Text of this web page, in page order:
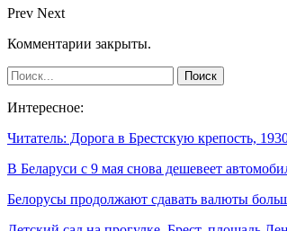
Prev Next
Комментарии закрыты.
Интересное:
Читатель: Дорога в Брестскую крепость,
В Беларуси с 9 мая снова дешевеет
Белорусы продолжают сдавать валюты